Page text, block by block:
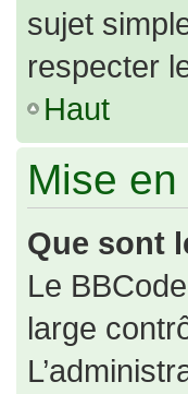
sujet
respecter
Haut
Mise
Que sont
Le
large